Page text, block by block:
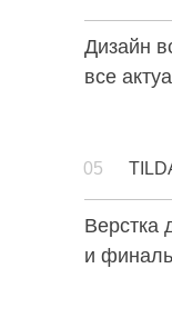
Дизайн
все
05
Верстка
и
Компания
Разработка
Контакты